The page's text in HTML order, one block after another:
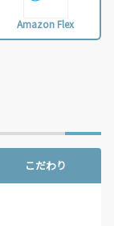
Amazon Flex
こだわり